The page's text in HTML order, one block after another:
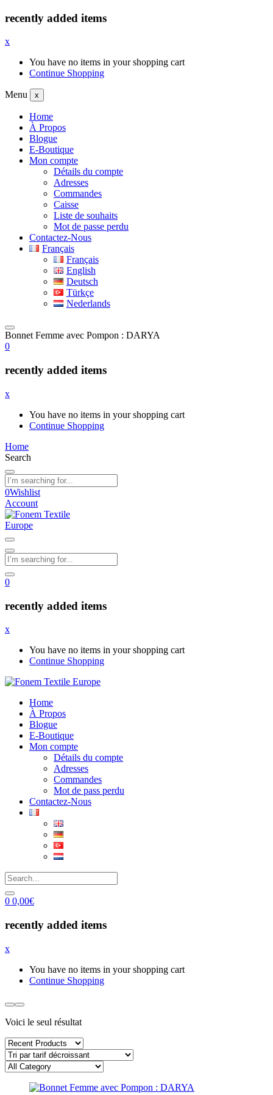
recently added items
x
You have no items in your shopping cart
Continue Shopping
Menu x
Home
À Propos
Blogue
E-Boutique
Mon compte
Détails du compte
Adresses
Commandes
Caisse
Liste de souhaits
Mot de passe perdu
Contactez-Nous
Français
Français
English
Deutsch
Türkçe
Nederlands
Bonnet Femme avec Pompon : DARYA
0
recently added items
x
You have no items in your shopping cart
Continue Shopping
Home
Search
0Wishlist
Account
0
recently added items
x
You have no items in your shopping cart
Continue Shopping
Home
À Propos
Blogue
E-Boutique
Mon compte
Détails du compte
Adresses
Commandes
Mot de pass perdu
Contactez-Nous
0 0,00€
recently added items
x
You have no items in your shopping cart
Continue Shopping
Voici le seul résultat